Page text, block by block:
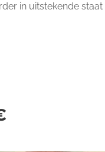
in uitstekende staat